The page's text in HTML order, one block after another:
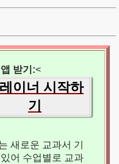
받기:<
이너 시작하
기
새로운 교과서 기
어 수업별로 교과